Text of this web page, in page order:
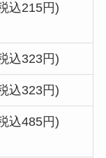
込215円)
込323円)
込323円)
込485円)